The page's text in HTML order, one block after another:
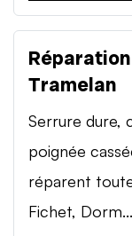
Tramelan
Serrure dure,
poignée
réparent
Fichet, Dorm...